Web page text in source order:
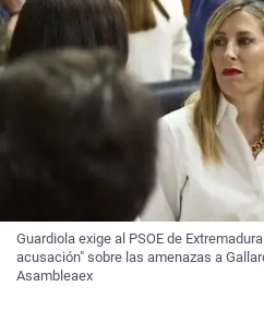
Guardiola exige al PSOE de
acusación" sobre las amenazas a
Asambleaex